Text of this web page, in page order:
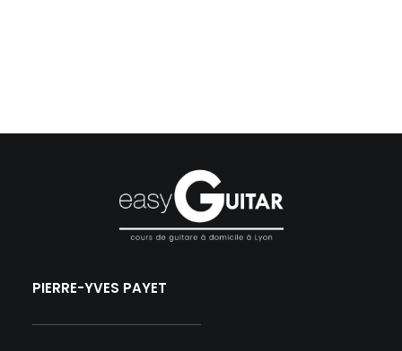
PIERRE-YVES PAYET